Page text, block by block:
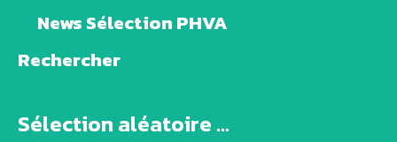
News Sélection PHVA
Rechercher
Sélection aléatoire ...